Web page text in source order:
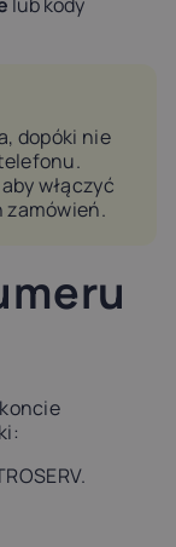
dopóki nie
włączyć
zamówień.